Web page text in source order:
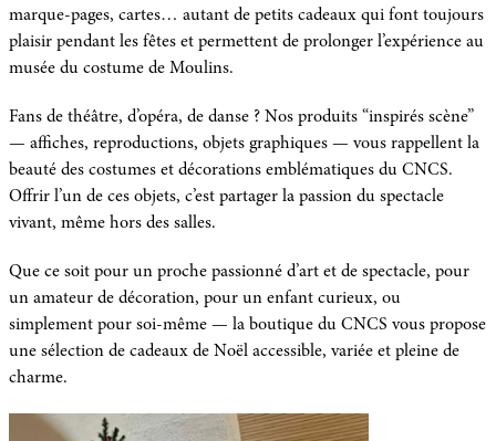
marque-pages, cartes… autant de petits cadeaux qui font toujours
plaisir pendant les fêtes et permettent de prolonger l’expérience au
musée du costume de Moulins.
Fans de théâtre, d’opéra, de danse ? Nos produits “inspirés scène”
— affiches, reproductions, objets graphiques — vous rappellent la
beauté des costumes et décorations emblématiques du CNCS.
Offrir l’un de ces objets, c’est partager la passion du spectacle
vivant, même hors des salles.
Que ce soit pour un proche passionné d’art et de spectacle, pour
un amateur de décoration, pour un enfant curieux, ou
simplement pour soi-même — la boutique du CNCS vous propose
une sélection de cadeaux de Noël accessible, variée et pleine de
charme.